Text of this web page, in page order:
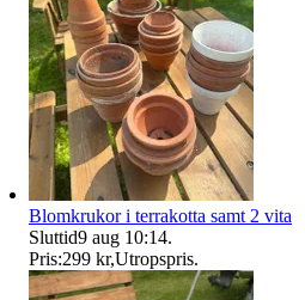
Blomkrukor i terrakotta samt 2 vita
Sluttid9 aug 10:14.
Pris:299 kr,Utropspris.